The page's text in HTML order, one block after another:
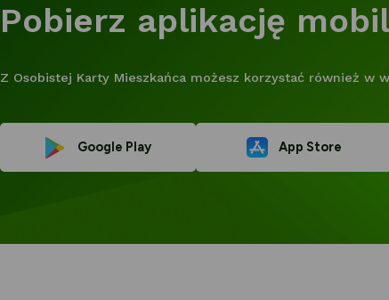
Pobierz aplikację
Z Osobistej Karty Mieszkańca możesz korzystać również w
Google PlayLink
się
App StoreLink
się